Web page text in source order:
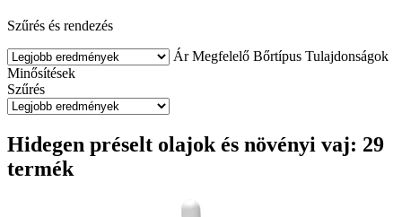
Szűrés és rendezés
Ár Megfelelő Bőrtípus Tulajdonságok
Minősítések
Szűrés
Hidegen préselt olajok és növényi vaj: 29
termék